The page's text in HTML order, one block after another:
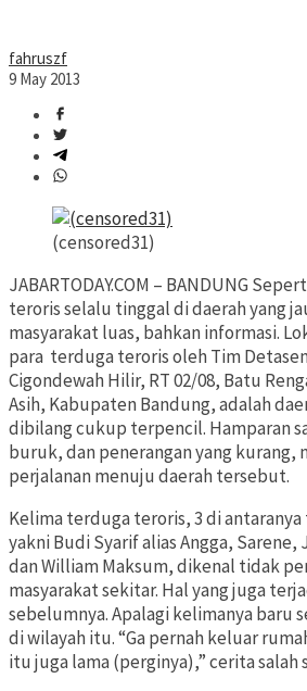
fahruszf
9 May 2013
(censored31)
JABARTODAY.COM – BANDUNG
teroris selalu tinggal di daerah yang
masyarakat luas, bahkan informasi.
para terduga teroris oleh Tim
Cigondewah Hilir, RT 02/08, Batu
Asih, Kabupaten Bandung, adalah
dibilang cukup terpencil. Hamparan
buruk, dan penerangan yang kurang,
perjalanan menuju daerah tersebut.
Kelima terduga teroris, 3 di
yakni Budi Syarif alias Angga, Sarene,
dan William Maksum, dikenal tidak
masyarakat sekitar. Hal yang juga
sebelumnya. Apalagi kelimanya baru
di wilayah itu. “Ga pernah keluar
itu juga lama (perginya),” cerita salah